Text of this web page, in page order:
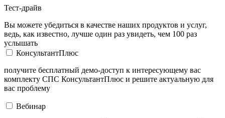
Тест-драйв
Вы можете убедиться в качестве наших продуктов и услуг,
ведь, как известно, лучше один раз увидеть, чем 100 раз
услышать
КонсультантПлюс
получите бесплатный демо-доступ к интересующему вас
комплекту СПС КонсультантПлюс и решите актуальную для
вас проблему
Вебинар